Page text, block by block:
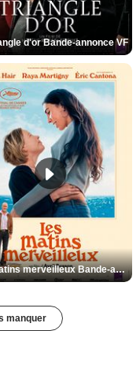
d'or Bande-annonce VF
Les Matins merveilleux Bande-annonce VF
manquer